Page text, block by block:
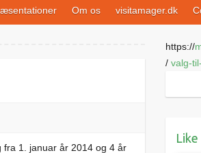
Om os visitamager.dk
1. januar år 2014 og 4 år
https://
/ valg-
Like